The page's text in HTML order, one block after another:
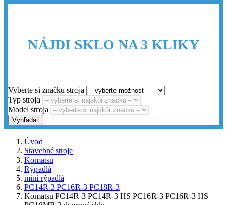
NÁJDI SKLO NA 3 KLIKY
Vyberte si značku stroja
Typ stroja
Model stroja
Vyhľadať
Úvod
Stavebné stroje
Komatsu
Rýpadlá
mini rýpadlá
PC14R-3 PC16R-3 PC18R-3
Komatsu PC14R-3 PC14R-3 HS PC16R-3 PC16R-3 HS